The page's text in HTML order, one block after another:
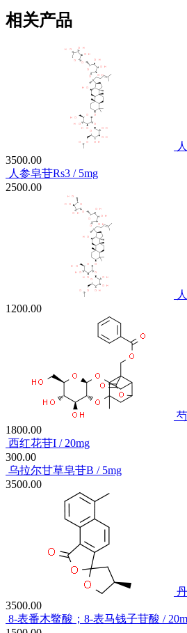
相关产品
3500.00
人参皂苷Rs3 / 5mg
2500.00
1200.00
1800.00
西红花苷I / 20mg
300.00
乌拉尔甘草皂苷B / 5mg
3500.00
3500.00
8-表番木鳖酸；8-表马钱子苷酸 /